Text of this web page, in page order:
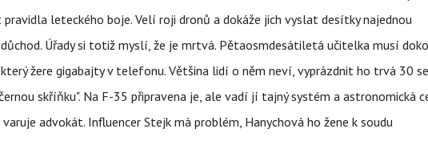
pravidla leteckého boje. Velí roji dronů a dokáže jich vyslat desítky najednou
Úřady si totiž myslí, že je mrtvá. Pětaosmdesátiletá učitelka musí
žere gigabajty v telefonu. Většina lidí o něm neví, vyprázdnit ho trvá 30
skříňku". Na F-35 připravena je, ale vadí jí tajný systém a astronomická
advokát. Influencer Stejk má problém, Hanychová ho žene k soudu